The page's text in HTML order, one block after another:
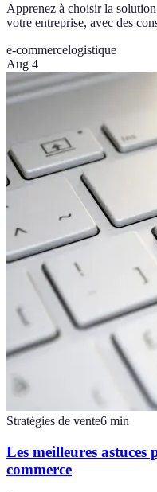
Apprenez à choisir la
votre entreprise, avec des
e-commercelogistique
Aug 4
Stratégies de vente6 min
Les meilleures astuces
commerce